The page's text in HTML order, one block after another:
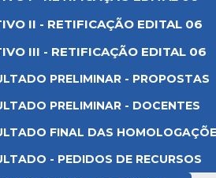
II - RETIFICAÇÃO EDITAL 06
III - RETIFICAÇÃO EDITAL 06
PRELIMINAR - PROPOSTAS
PRELIMINAR - DOCENTES
FINAL DAS
- PEDIDOS DE RECURSOS